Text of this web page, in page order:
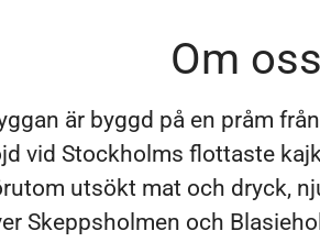
Om oss
är byggd på en pråm
vid Stockholms flottaste
utsökt mat och dryck,
Skeppsholmen och